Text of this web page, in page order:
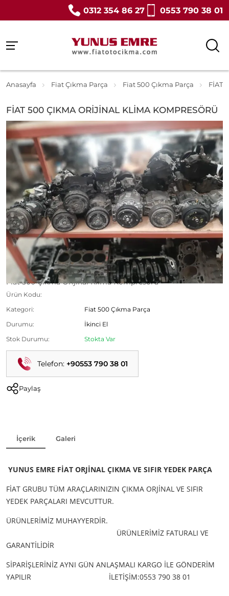
0312 354 86 27 0553 790 38 01
Anasayfa Fiat Çıkma Parça Fiat 500 Çıkma Parça FİAT
FİAT 500 ÇIKMA ORİJİNAL KLİMA KOMPRESÖRÜ
Fiat 500 Çıkma Orijinal Klima Kompresörü
Ürün Kodu:
Kategori:
Fiat 500 Çıkma Parça
Durumu:
İkinci El
Stok Durumu:
Stokta Var
Telefon: +90553 790 38 01
Paylaş
İçerik Galeri
YUNUS EMRE FİAT ORJİNAL ÇIKMA VE SIFIR YEDEK PARÇA
FİAT GRUBU TÜM ARAÇLARINIZIN ÇIKMA ORJİNAL VE SIFIR
YEDEK PARÇALARI MEVCUTTUR.
ÜRÜNLERİMİZ MUHAYYERDİR.
ÜRÜNLERİMİZ FATURALI VE
GARANTİLİDİR
SİPARİŞLERİNİZ AYNI GÜN ANLAŞMALI KARGO İLE GÖNDERİM
YAPILIR
İLETİŞİM:0553 790 38 01